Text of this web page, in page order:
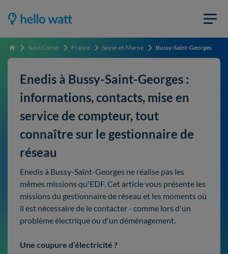
Accueil Suivi Conso France Seine-et-Marne Bussy-Saint-Georges
Enedis à Bussy-Saint-Georges :
informations, contacts, mise en
service de compteur, tout
connaître sur le gestionnaire de
réseau
Enedis à Bussy-Saint-Georges ne réalise pas les
mêmes missions qu'EDF. Cet article vous présente les
missions du gestionnaire de réseau et les moments où
il est nécessaire de le contacter - comme lors d'un
problème électrique ou d'un déménagement.
Une coupure d’électricité ?